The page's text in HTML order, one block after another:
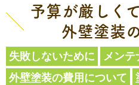
予算が厳しく
外壁塗装
失敗しないために メンテ
外壁塗装の費用について